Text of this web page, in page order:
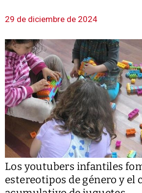
29 de diciembre de 2024
Los youtubers infantiles
estereotipos de género y el